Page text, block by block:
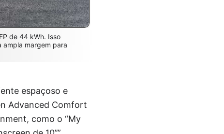
de 44 kWh. Isso
ampla margem para
espaçoso e
Advanced Comfort
como o “My